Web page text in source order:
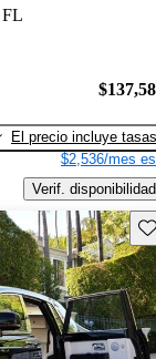
FL
El precio incluye tasas
$2,536/mes
Verif. disponibilidad